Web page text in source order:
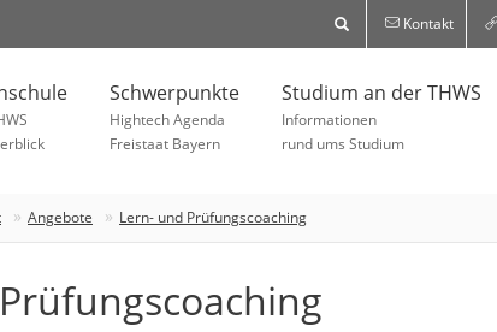
Kontakt
Schwerpunkte
Hightech Agenda
Freistaat Bayern
Studium an der THWS
Informationen
rund ums Studium
Angebote Lern- und Prüfungscoaching